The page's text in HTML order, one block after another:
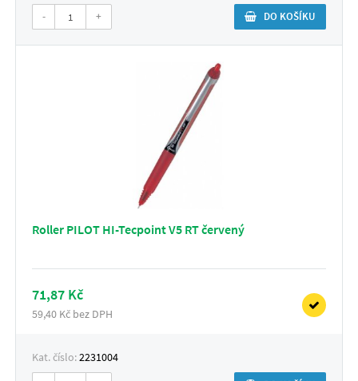
- + DO KOŠÍKU
Roller PILOT HI-Tecpoint V5 RT červený
71,87 Kč
59,40 Kč bez DPH
Kat. číslo:2231004